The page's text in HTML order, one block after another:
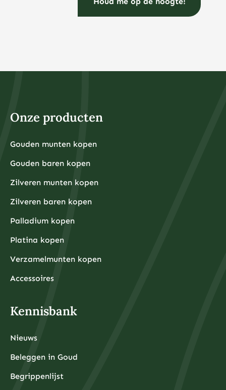
Onze producten
Gouden munten kopen
Gouden baren kopen
Zilveren munten kopen
Zilveren baren kopen
Palladium kopen
Platina kopen
Verzamelmunten kopen
Accessoires
Kennisbank
Nieuws
Beleggen in Goud
Begrippenlijst